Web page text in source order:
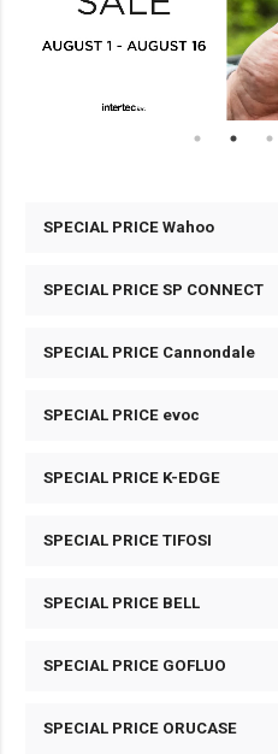
SPECIAL PRICE Wahoo
SPECIAL PRICE SP CONNECT
SPECIAL PRICE Cannondale
SPECIAL PRICE evoc
SPECIAL PRICE K-EDGE
SPECIAL PRICE TIFOSI
SPECIAL PRICE BELL
SPECIAL PRICE GOFLUO
SPECIAL PRICE ORUCASE